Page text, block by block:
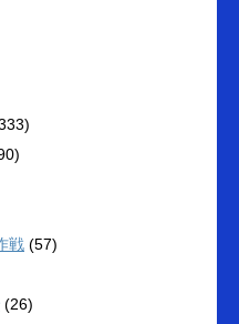
戦 (57)
(26)